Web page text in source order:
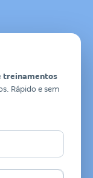
treinamentos
Rápido e sem